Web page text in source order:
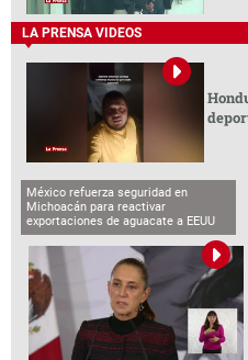
LA PRENSA VIDEOS
México refuerza seguridad en
Michoacán para reactivar
exportaciones de aguacate a EEUU